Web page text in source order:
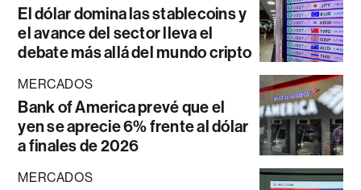
El dólar domina las stablecoins y
el avance del sector lleva el
debate más allá del mundo cripto
MERCADOS
Bank of America prevé que el
yen se aprecie 6% frente al dólar
a finales de 2026
MERCADOS